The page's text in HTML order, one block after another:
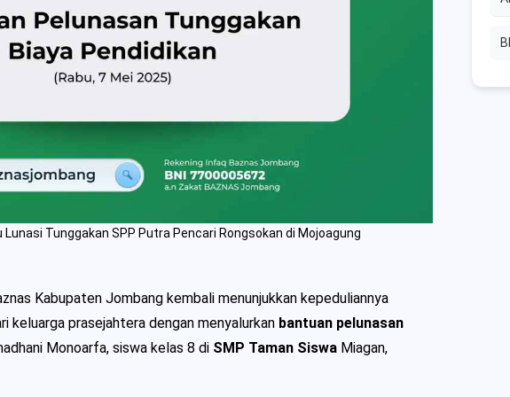
Tunggakan SPP Putra Pencari Rongsokan di Mojoagung
Kabupaten Jombang kembali menunjukkan kepeduliannya
keluarga prasejahtera dengan menyalurkan bantuan pelunasan
Monoarfa, siswa kelas 8 di SMP Taman Siswa Miagan,